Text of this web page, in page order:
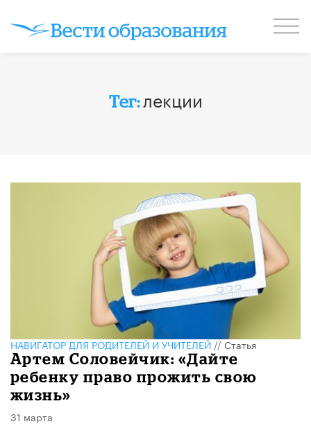
Тег:лекции
НАВИГАТОР ДЛЯ РОДИТЕЛЕЙ И УЧИТЕЛЕЙ//Статья
Артем Соловейчик: «Дайте
ребенку право прожить свою
жизнь»
31 марта